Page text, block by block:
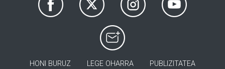
HONI BURUZ LEGE OHARRA PUBLIZITATEA